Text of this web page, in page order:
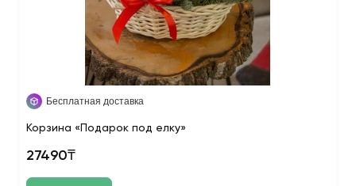
Бесплатная доставка
Корзина «Подарок под елку»
27490₸